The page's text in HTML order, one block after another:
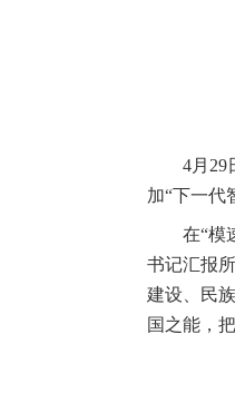
4月29
加“下一代
在“模
书记汇报
建设、民
国之能，